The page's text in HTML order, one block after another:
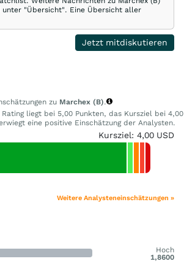
"Übersicht". Eine Übersicht aller
Jetzt mitdiskutieren
zu Marchex (B).
liegt bei 5,00 Punkten, das Kursziel bei 4,00
eine positive Einschätzung der Analysten.
Kursziel: 4,00 USD
Weitere Analysteneinschätzungen »
Hoch
1,8600